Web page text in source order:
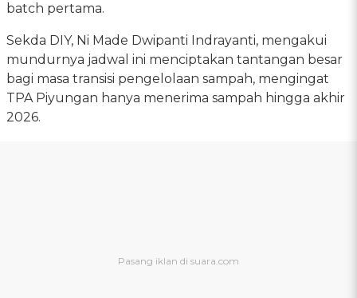
batch pertama.
Sekda DIY, Ni Made Dwipanti Indrayanti, mengakui
mundurnya jadwal ini menciptakan tantangan besar
bagi masa transisi pengelolaan sampah, mengingat
TPA Piyungan hanya menerima sampah hingga akhir
2026.